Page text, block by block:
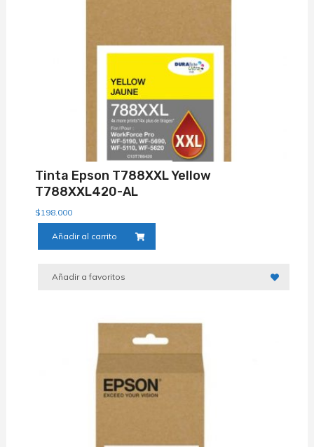
Tinta Epson T788XXL Yellow
T788XXL420-AL
$198.000
Añadir al carrito
Añadir a favoritos